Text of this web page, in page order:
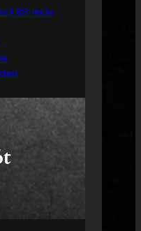
60-lecia